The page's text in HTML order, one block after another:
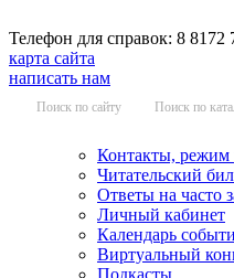
Телефон для справок: 8
карта сайта
написать нам
Поиск по сайту Поиск по
Контакты, режим
Читательский
Ответы на часто
Личный кабинет
Календарь
Виртуальный
Подкасты